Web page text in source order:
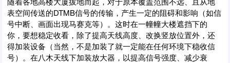
表空间传送的DTMB信号的传输，产生一定的阻碍和影响（如信
号中断、画面出现马赛克等）。这时在一幢幢大楼遮挡下的
你，要想稳定收看，除了提高天线高度、改换竖放位置外，还
得加装设备（当然，不是加装了就一定能在任何环境下稳收信
号）。在八木天线下加装放大器，以提高信号强度、减少衰